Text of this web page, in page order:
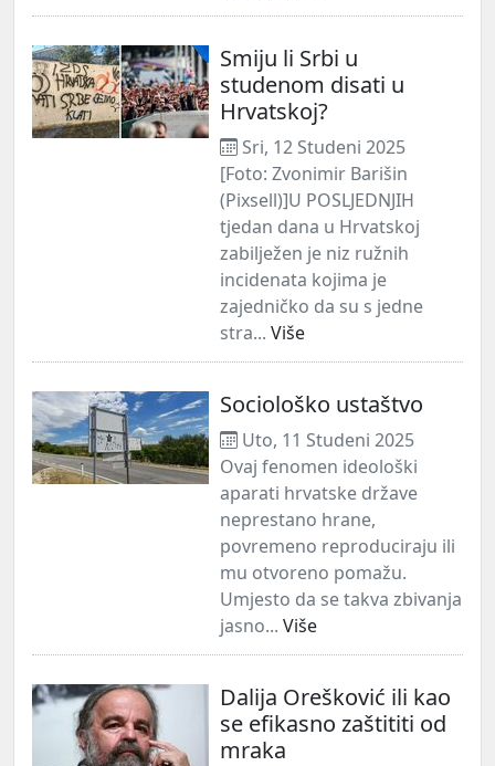
Smiju li Srbi u
studenom disati u
Hrvatskoj?
Sri, 12 Studeni 2025
[Foto: Zvonimir Barišin
(Pixsell)]U POSLJEDNJIH
tjedan dana u Hrvatskoj
zabilježen je niz ružnih
incidenata kojima je
zajedničko da su s jedne
stra... Više
Sociološko ustaštvo
Uto, 11 Studeni 2025
Ovaj fenomen ideološki
aparati hrvatske države
neprestano hrane,
povremeno reproduciraju ili
mu otvoreno pomažu.
Umjesto da se takva zbivanja
jasno... Više
Dalija Orešković ili kao
se efikasno zaštititi od
mraka